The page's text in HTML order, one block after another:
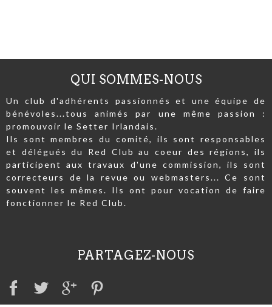
QUI SOMMES-NOUS
Un club d'adhérents passionnés et une équipe de
bénévoles...tous animés par une même passion :
promouvoir le Setter Irlandais.
Ils sont membres du comité, ils sont responsables
et délégués du Red Club au coeur des régions, ils
participent aux travaux d'une commission, ils sont
correcteurs de la revue ou webmasters... Ce sont
souvent les mêmes. Ils ont pour vocation de faire
fonctionner le Red Club.
PARTAGEZ-NOUS